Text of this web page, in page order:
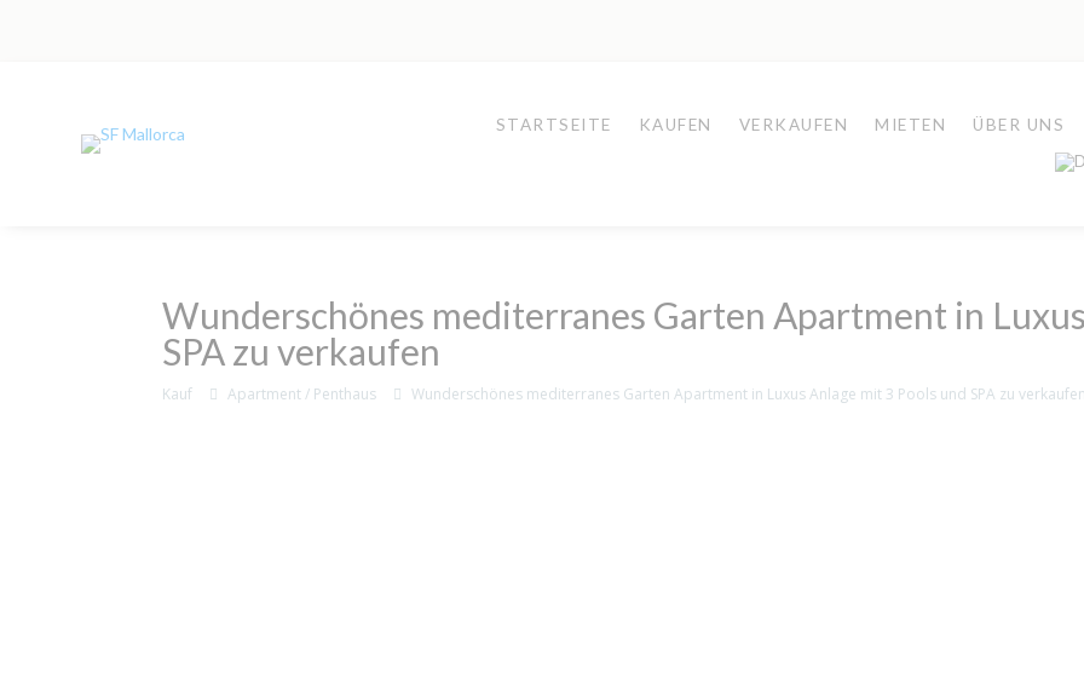
STARTSEITE KAUFEN VERKAUFEN MIETEN ÜBER UNS
Wunderschönes mediterranes Garten Apartment in
SPA zu verkaufen
Kauf Apartment / Penthaus Wunderschönes mediterranes Garten Apartment in Luxus Anlage mit 3 Pools und SPA zu